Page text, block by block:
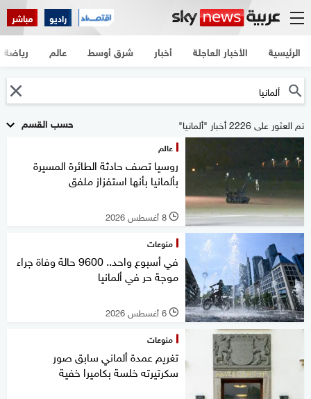
راديو مباشر
الرئيسية الأخبار العاجلة أخبار شرق أوسط عالم رياضة
حسب القسم تم العثور على 2226 أخبار "ألمانيا"
عالم
روسيا تصف حادثة الطائرة المسيرة
بألمانيا بأنها استفزاز ملفق
l 8 أغسطس 2026
منوعات
في أسبوع واحد.. 9600 حالة وفاة جراء
موجة حر في ألمانيا
l 6 أغسطس 2026
منوعات
تغريم عمدة ألماني سابق صور
سكرتيرته خلسة بكاميرا خفية